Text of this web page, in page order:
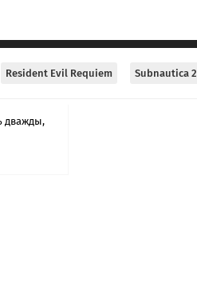
Resident Evil Requiem Subnautica 2
дважды,